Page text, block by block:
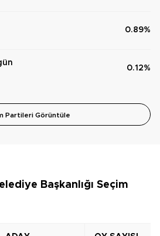
0.89%
0.12%
Partileri Görüntüle
Başkanlığı Seçim